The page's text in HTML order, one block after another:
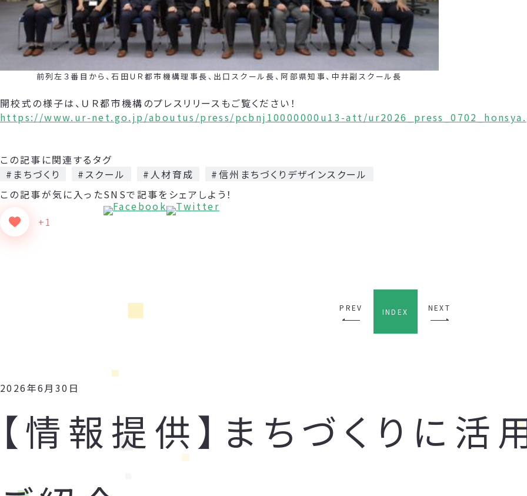
前列左３番目から、石田ＵＲ都市機構理事長、出口スクール長、阿部県知事、中井副スクール長
開校式の様子は、ＵＲ都市機構のプレスリリースもご覧ください！
https://www.ur-net.go.jp/aboutus/press/pcbnj10000000u13-att/
この記事に関連するタグ
#まちづくり
#スクール #人材育成
#信州まちづくりデザインスクール
この記事が気に入った
+1
SNSで記事をシェアしよう！
PREV INDEX NEXT
2026年6月30日
【情報提供】まちづくりに活